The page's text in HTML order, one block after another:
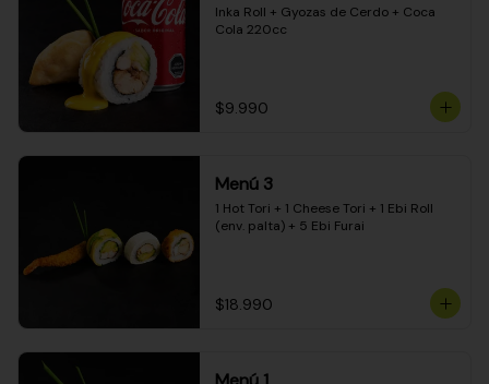
Inka Roll + Gyozas de Cerdo + Coca
Cola 220cc
$9.990
Menú 3
1 Hot Tori + 1 Cheese Tori + 1 Ebi Roll
(env. palta) + 5 Ebi Furai
$18.990